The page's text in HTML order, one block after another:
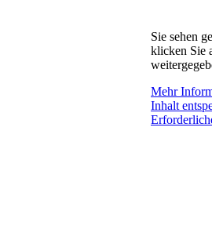
Sie sehen
klicken Sie
Mehr
Inhalt